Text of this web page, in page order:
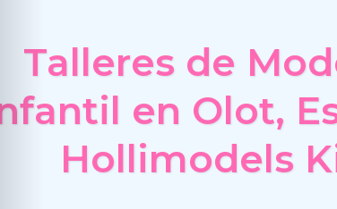
Talleres de
en Olot,
Hollimodels